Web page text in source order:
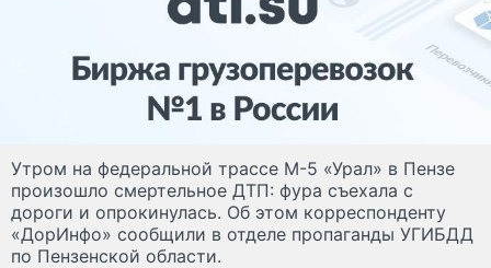
Утром на федеральной трассе М-5 «Урал» в Пензе
произошло смертельное ДТП: фура съехала с
дороги и опрокинулась. Об этом корреспонденту
«ДорИнфо» сообщили в отделе пропаганды УГИБДД
по Пензенской области.